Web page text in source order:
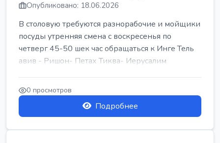
Опубликовано: 18.06.2026
В столовую требуются разнорабочие и мойщики
посуды утренняя смена с воскресенья по
четверг 45-50 шек час обращаться к Инге Тель
авив - Ришон- Петах Тиква- Иерусалим
0 просмотров
Подробнее